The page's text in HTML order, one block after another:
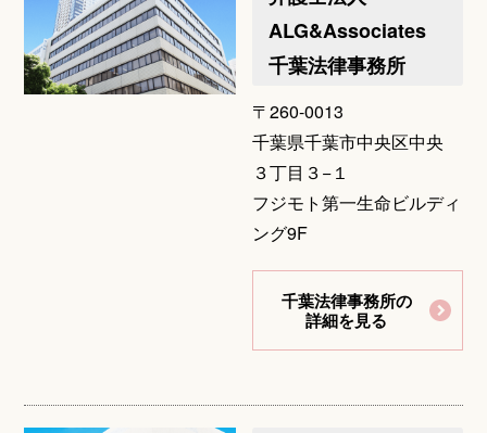
ALG&Associates
千葉法律事務所
〒260-0013
千葉県千葉市中央区中央
３丁目３−１
フジモト第一生命ビルディ
ング9F
千葉法律事務所の
詳細を見る